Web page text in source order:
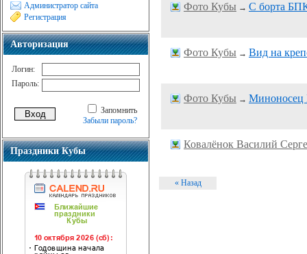
Администратор сайта
Регистрация
Авторизация
Логин:
Пароль:
Запомнить
Забыли пароль?
Праздники Кубы
Фото Кубы → С борта
Фото Кубы → Вид на
Фото Кубы → Миноносец
Ковалёнок Василий
« Назад